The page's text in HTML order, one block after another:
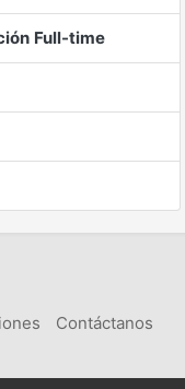
Full-time
Contáctanos